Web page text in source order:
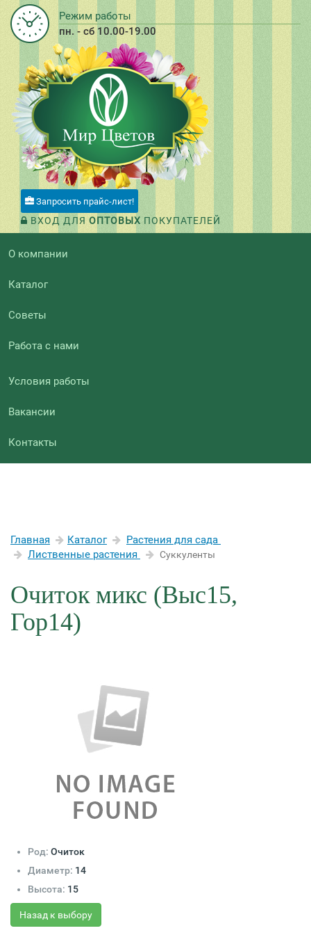
Режим работы
пн. - сб 10.00-19.00
Запросить прайс-лист!
ВХОД ДЛЯ ОПТОВЫХ ПОКУПАТЕЛЕЙ
О компании
Каталог
Советы
Работа с нами
Условия работы
Вакансии
Контакты
Главная Каталог
Растения для сада
Лиственные растения
Суккуленты
Очиток микс (Выс15,
Гор14)
Род: Очиток
Диаметр: 14
Высота: 15
Назад к выбору